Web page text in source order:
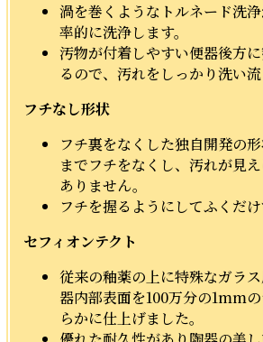
渦を巻くようなトルネード洗
率的に洗浄します。
汚物が付着しやすい便器後方
るので、汚れをしっかり洗い流
フチなし形状
フチ裏をなくした独自開発の
までフチをなくし、汚れが見
ありません。
フチを握るようにしてふくだけ
セフィオンテクト
従来の釉薬の上に特殊なガラ
器内部表面を100万分の1mm
らかに仕上げました。